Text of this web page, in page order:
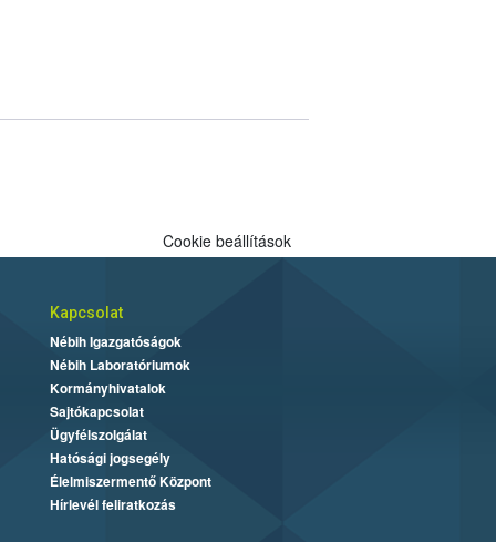
Cookie beállítások
Kapcsolat
Nébih Igazgatóságok
Nébih Laboratóriumok
Kormányhivatalok
Sajtókapcsolat
Ügyfélszolgálat
Hatósági jogsegély
Élelmiszermentő Központ
Hírlevél feliratkozás